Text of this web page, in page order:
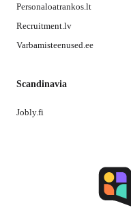
Personaloatrankos.lt
Recruitment.lv
Varbamisteenused.ee
Scandinavia
Jobly.fi